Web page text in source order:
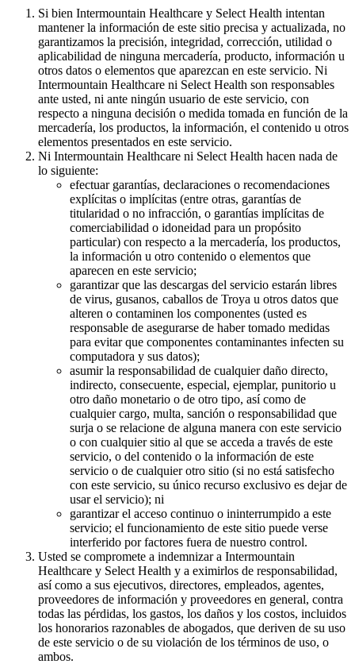
Si bien Intermountain Healthcare y Select Health intentan
mantener la información de este sitio precisa y actualizada, no
garantizamos la precisión, integridad, corrección, utilidad o
aplicabilidad de ninguna mercadería, producto, información u
otros datos o elementos que aparezcan en este servicio. Ni
Intermountain Healthcare ni Select Health son responsables
ante usted, ni ante ningún usuario de este servicio, con
respecto a ninguna decisión o medida tomada en función de la
mercadería, los productos, la información, el contenido u otros
elementos presentados en este servicio.
Ni Intermountain Healthcare ni Select Health hacen nada de
lo siguiente:
efectuar garantías, declaraciones o recomendaciones
explícitas o implícitas (entre otras, garantías de
titularidad o no infracción, o garantías implícitas de
comerciabilidad o idoneidad para un propósito
particular) con respecto a la mercadería, los productos,
la información u otro contenido o elementos que
aparecen en este servicio;
garantizar que las descargas del servicio estarán libres
de virus, gusanos, caballos de Troya u otros datos que
alteren o contaminen los componentes (usted es
responsable de asegurarse de haber tomado medidas
para evitar que componentes contaminantes infecten su
computadora y sus datos);
asumir la responsabilidad de cualquier daño directo,
indirecto, consecuente, especial, ejemplar, punitorio u
otro daño monetario o de otro tipo, así como de
cualquier cargo, multa, sanción o responsabilidad que
surja o se relacione de alguna manera con este servicio
o con cualquier sitio al que se acceda a través de este
servicio, o del contenido o la información de este
servicio o de cualquier otro sitio (si no está satisfecho
con este servicio, su único recurso exclusivo es dejar de
usar el servicio); ni
garantizar el acceso continuo o ininterrumpido a este
servicio; el funcionamiento de este sitio puede verse
interferido por factores fuera de nuestro control.
Usted se compromete a indemnizar a Intermountain
Healthcare y Select Health y a eximirlos de responsabilidad,
así como a sus ejecutivos, directores, empleados, agentes,
proveedores de información y proveedores en general, contra
todas las pérdidas, los gastos, los daños y los costos, incluidos
los honorarios razonables de abogados, que deriven de su uso
de este servicio o de su violación de los términos de uso, o
ambos.